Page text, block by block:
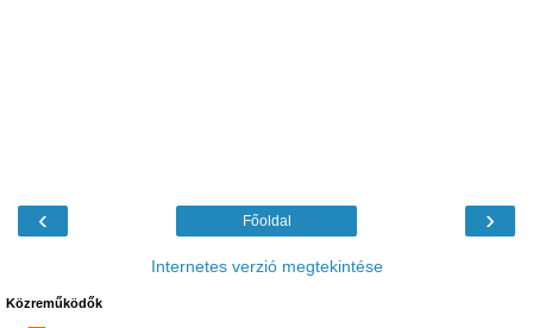
‹ ›
Főoldal
Internetes verzió megtekintése
Közreműködők